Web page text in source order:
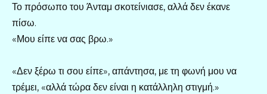
Το πρόσωπο του Άνταμ σκοτείνιασε, αλλά δεν έκανε
πίσω.
«Μου είπε να σας βρω.»
«Δεν ξέρω τι σου είπε», απάντησα, με τη φωνή μου να
τρέμει, «αλλά τώρα δεν είναι η κατάλληλη στιγμή.»